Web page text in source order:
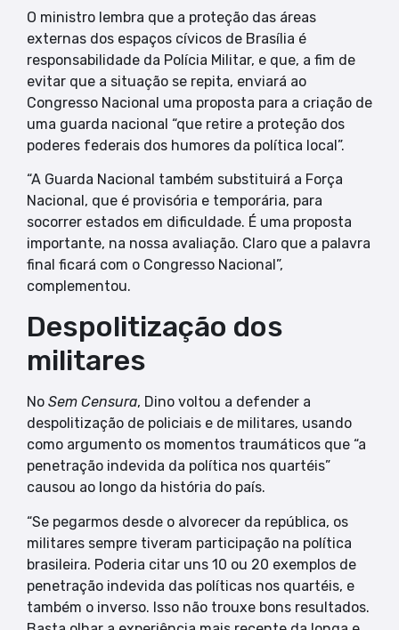
O ministro lembra que a proteção das áreas
externas dos espaços cívicos de Brasília é
responsabilidade da Polícia Militar, e que, a fim de
evitar que a situação se repita, enviará ao
Congresso Nacional uma proposta para a criação de
uma guarda nacional “que retire a proteção dos
poderes federais dos humores da política local”.
“A Guarda Nacional também substituirá a Força
Nacional, que é provisória e temporária, para
socorrer estados em dificuldade. É uma proposta
importante, na nossa avaliação. Claro que a palavra
final ficará com o Congresso Nacional”,
complementou.
Despolitização dos
militares
No Sem Censura, Dino voltou a defender a
despolitização de policiais e de militares, usando
como argumento os momentos traumáticos que “a
penetração indevida da política nos quartéis”
causou ao longo da história do país.
“Se pegarmos desde o alvorecer da república, os
militares sempre tiveram participação na política
brasileira. Poderia citar uns 10 ou 20 exemplos de
penetração indevida das políticas nos quartéis, e
também o inverso. Isso não trouxe bons resultados.